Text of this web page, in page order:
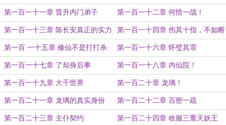
够格
第一百一十一章 晋升内门弟子 第一百一十二章 何惜一战！
第一百一十三章 陈长安真正的实力 第一百一十四章 伤其十指，不如断
其一指
第一百 一十五章 修仙不是打打杀
杀
第一百一十六章 怀璧其罪
第一百一十七章 了却身后事 第一百一十八章 内仙院！
第一百一十九章 大千世界 第一百二十章 龙璃！
第一百二十一章 龙璃的真实身份 第一百二十二章 百密一疏
第一百二十三章 主仆契约 第一百二十四章 收服三重天妖王